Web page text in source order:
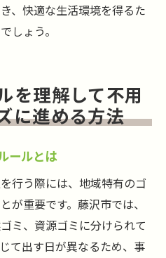
、快適な生活環境を得るた
しょう。
を理解して不用
に進める方法
ールとは
行う際には、地域特有のゴ
が重要です。藤沢市では、
ミ、資源ゴミに分けられて
て出す日が異なるため、事